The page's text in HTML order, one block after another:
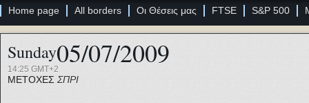
Home page All borders Οι Θέσεις μας FTSE S&P 500
Sunday05/07/2009
14:25 GMT+2
ΜΕΤΟΧΕΣ ΣΠΡΙ